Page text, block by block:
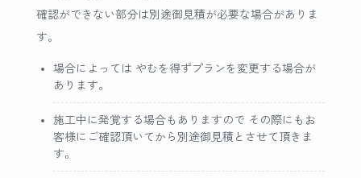
確認ができない部分は別途御見積が必要な場合がありま
す。
場合によっては やむを得ずプランを変更する場合が
あります。
施工中に発覚する場合もありますので その際にもお
客様にご確認頂いてから別途御見積とさせて頂きま
す。